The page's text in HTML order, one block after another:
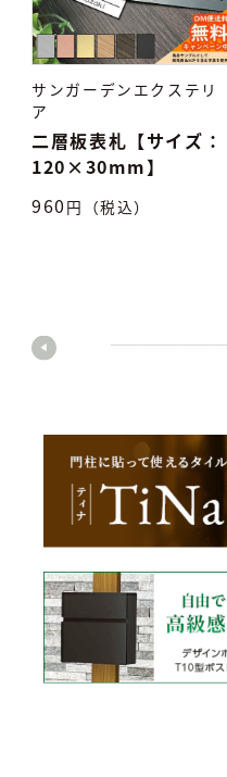
サンガーデンエクステリ
ア
シンプルポストユニッ
ト 1型 照明なし本体
錠） セット 上入れ前